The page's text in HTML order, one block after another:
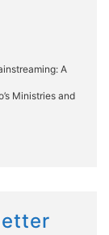
A
Ministries and